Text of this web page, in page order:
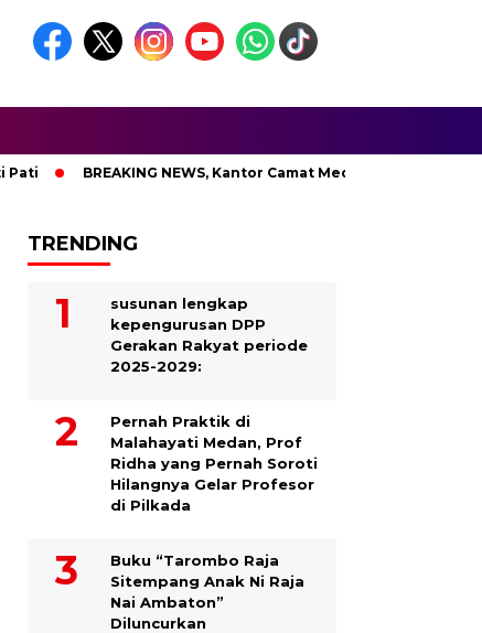
BREAKING NEWS, Kantor Camat Medan Area Dilahap
TRENDING
susunan lengkap
kepengurusan DPP
Gerakan Rakyat periode
2025-2029:
Pernah Praktik di
Malahayati Medan, Prof
Ridha yang Pernah Soroti
Hilangnya Gelar Profesor
di Pilkada
Buku “Tarombo Raja
Sitempang Anak Ni Raja
Nai Ambaton”
Diluncurkan